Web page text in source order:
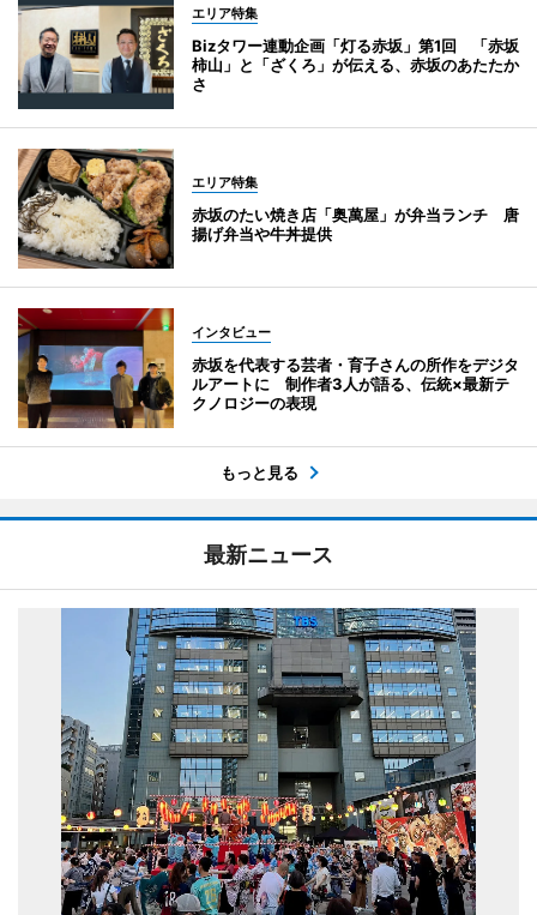
エリア特集
Bizタワー連動企画「灯る赤坂」第1回 「赤坂
柿山」と「ざくろ」が伝える、赤坂のあたたか
さ
エリア特集
赤坂のたい焼き店「奥萬屋」が弁当ランチ 唐
揚げ弁当や牛丼提供
インタビュー
赤坂を代表する芸者・育子さんの所作をデジタ
ルアートに 制作者3人が語る、伝統×最新テ
クノロジーの表現
もっと見る
最新ニュース